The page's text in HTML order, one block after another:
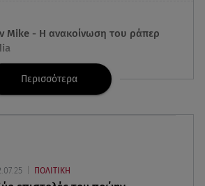
Mike - Η ανακοίνωση του ράπερ
- Κρήτη: Το μεγαλύτερο
στον κόσμο
πυροσβεστικών οχημάτων και
Άγιο Βασίλειο
Περισσότερα
ΠΟΛΙΤΙΚΗ